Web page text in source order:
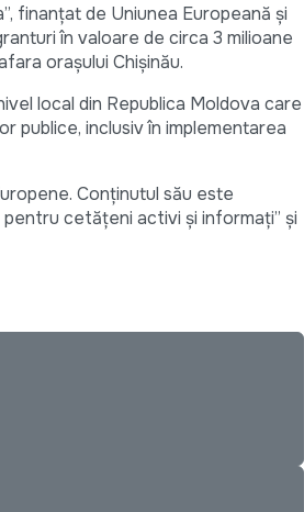
finanțat de Uniunea Europeană și
în valoare de circa 3 milioane
orașului Chișinău.
local din Republica Moldova care
publice, inclusiv în implementarea
Conținutul său este
cetățeni activi și informați” și